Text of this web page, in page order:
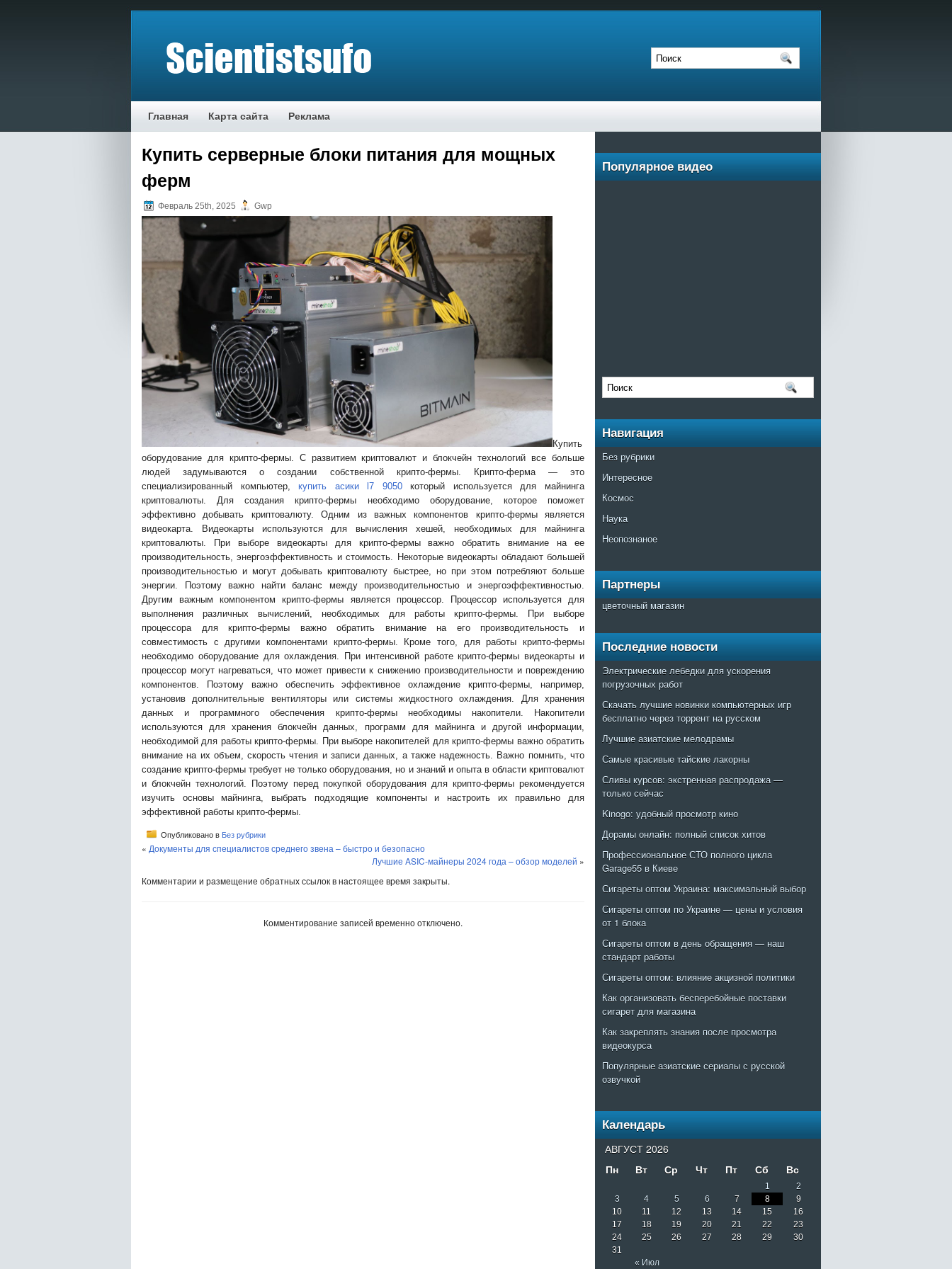
Главная Карта сайта Реклама
Купить серверные блоки питания для мощных
ферм
Февраль 25th, 2025 Gwp
Купить
оборудование для крипто-фермы. С развитием криптовалют и блокчейн технологий все больше
людей задумываются о создании собственной крипто-фермы. Крипто-ферма — это
специализированный компьютер,купить асики l7 9050который используется для майнинга
криптовалюты. Для создания крипто-фермы необходимо оборудование, которое поможет
эффективно добывать криптовалюту. Одним из важных компонентов крипто-фермы является
видеокарта. Видеокарты используются для вычисления хешей, необходимых для майнинга
криптовалюты. При выборе видеокарты для крипто-фермы важно обратить внимание на ее
производительность, энергоэффективность и стоимость. Некоторые видеокарты обладают большей
производительностью и могут добывать криптовалюту быстрее, но при этом потребляют больше
энергии. Поэтому важно найти баланс между производительностью и энергоэффективностью.
Другим важным компонентом крипто-фермы является процессор. Процессор используется для
выполнения различных вычислений, необходимых для работы крипто-фермы. При выборе
процессора для крипто-фермы важно обратить внимание на его производительность и
совместимость с другими компонентами крипто-фермы. Кроме того, для работы крипто-фермы
необходимо оборудование для охлаждения. При интенсивной работе крипто-фермы видеокарты и
процессор могут нагреваться, что может привести к снижению производительности и повреждению
компонентов. Поэтому важно обеспечить эффективное охлаждение крипто-фермы, например,
установив дополнительные вентиляторы или системы жидкостного охлаждения. Для хранения
данных и программного обеспечения крипто-фермы необходимы накопители. Накопители
используются для хранения блокчейн данных, программ для майнинга и другой информации,
необходимой для работы крипто-фермы. При выборе накопителей для крипто-фермы важно обратить
внимание на их объем, скорость чтения и записи данных, а также надежность. Важно помнить, что
создание крипто-фермы требует не только оборудования, но и знаний и опыта в области криптовалют
и блокчейн технологий. Поэтому перед покупкой оборудования для крипто-фермы рекомендуется
изучить основы майнинга, выбрать подходящие компоненты и настроить их правильно для
эффективной работы крипто-фермы.
Опубликовано в Без рубрики
« Документы для специалистов среднего звена – быстро и безопасно
Лучшие ASIC-майнеры 2024 года – обзор моделей »
Комментарии и размещение обратных ссылок в настоящее время закрыты.
Комментирование записей временно отключено.
Популярное видео
Навигация
Без рубрики
Интересное
Космос
Наука
Неопознаное
Партнеры
цветочный магазин
Последние новости
Электрические лебедки для ускорения
погрузочных работ
Скачать лучшие новинки компьютерных игр
бесплатно через торрент на русском
Лучшие азиатские мелодрамы
Самые красивые тайские лакорны
Сливы курсов: экстренная распродажа —
только сейчас
Kinogo: удобный просмотр кино
Дорамы онлайн: полный список хитов
Профессиональное СТО полного цикла
Garage55 в Киеве
Сигареты оптом Украина: максимальный выбор
Сигареты оптом по Украине — цены и условия
от 1 блока
Сигареты оптом в день обращения — наш
стандарт работы
Сигареты оптом: влияние акцизной политики
Как организовать бесперебойные поставки
сигарет для магазина
Как закреплять знания после просмотра
видеокурса
Популярные азиатские сериалы с русской
озвучкой
Календарь
АВГУСТ 2026
Пн
Вт Ср Чт Пт Сб Вс
« Июл
1
2
3
4 5 6 7 8
9
10
11 12 13 14 15
16
17
18 19 20 21 22
23
24
25 26 27 28 29
30
31